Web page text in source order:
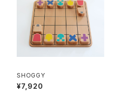
SHOGGY
¥7,920